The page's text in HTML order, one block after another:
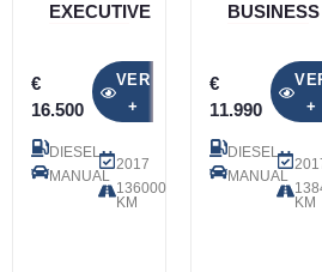
EXECUTIVE
€
16.500
VER
+
DIESEL
MANUAL
2017
136000
KM
BUSINESS
€
11.990
+
DIESEL
MANUAL
KM